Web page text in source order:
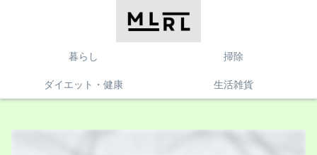
暮らし 掃除
ダイエット・健康 生活雑貨